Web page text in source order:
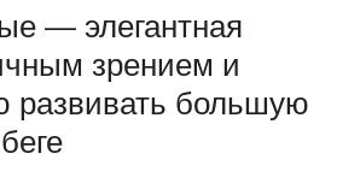
— элегантная
зрением и
развивать большую